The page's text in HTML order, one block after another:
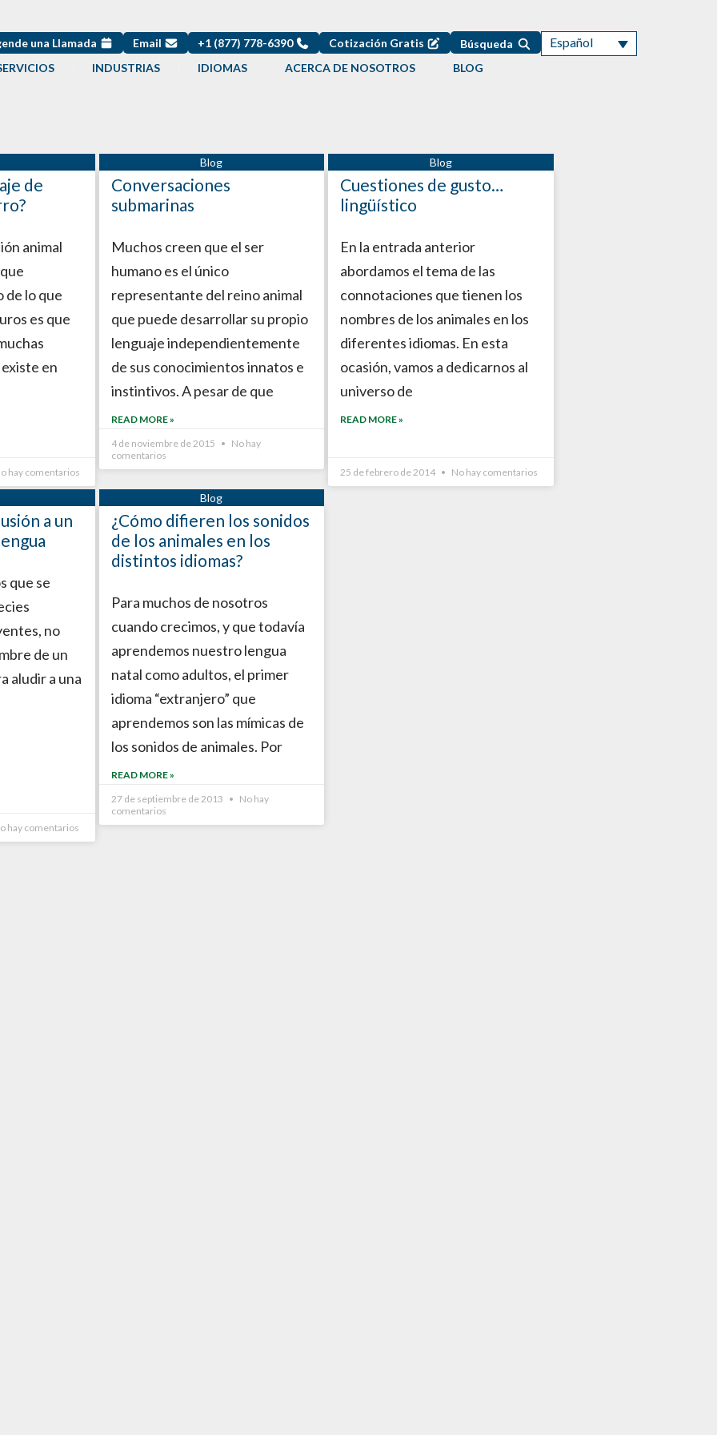
una Llamada Email +1 (877) 778-6390 Cotización Gratis Búsqueda Español
INDUSTRIAS IDIOMAS ACERCA DE NOSOTROS BLOG
de
animal
de lo que
es que
en
hay comentarios
Conversaciones
submarinas
Muchos creen que el ser
humano es el único
representante del reino animal
que puede desarrollar su propio
lenguaje independientemente
de sus conocimientos innatos e
instintivos. A pesar de que
READ MORE »
4 de noviembre de 2015
No hay
comentarios
Cuestiones de gusto…
lingüístico
En la entrada anterior
abordamos el tema de las
connotaciones que tienen los
nombres de los animales en los
diferentes idiomas. En esta
ocasión, vamos a dedicarnos al
universo de
READ MORE »
25 de febrero de 2014 No hay comentarios
a un
que se
no
de un
aludir a una
hay comentarios
¿Cómo difieren los sonidos
de los animales en los
distintos idiomas?
Para muchos de nosotros
cuando crecimos, y que todavía
aprendemos nuestro lengua
natal como adultos, el primer
idioma “extranjero” que
aprendemos son las mímicas de
los sonidos de animales. Por
READ MORE »
27 de septiembre de 2013
No hay
comentarios